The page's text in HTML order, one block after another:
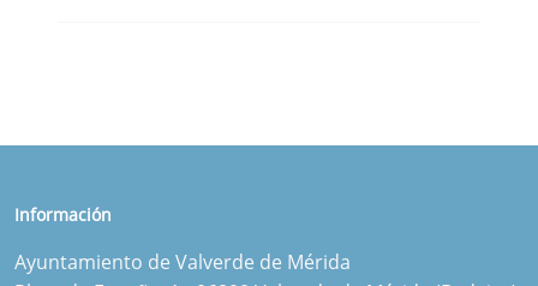
Información
Ayuntamiento de Valverde de Mérida